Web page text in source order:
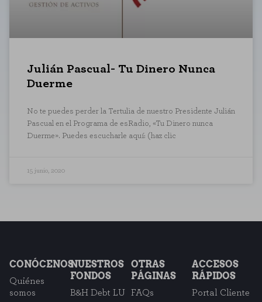
Julián Pascual- Tu Dinero Nunca
Duerme
No te puedes perder la Tertulia de nuestro Presidente Julián
Pascual en el Programa de esRadio, «Tu Dinero nunca
Duerme». Puedes escucharle aquí: (haz clic
15 junio, 2020
CONÓCENOS
Quiénes
somos
NUESTROS
FONDOS
B&H Debt LU
OTRAS
PÁGINAS
FAQs
ACCESOS
RÁPIDOS
Portal Cliente
RECHAZAR TODO
Cookies necesarias